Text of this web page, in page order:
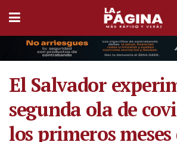
El Salvador
segunda ola de
los primeros meses